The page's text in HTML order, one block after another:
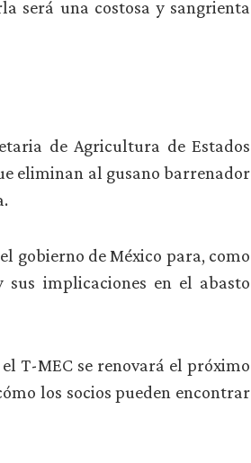
será una costosa y sangrienta
de Agricultura de Estados
eliminan al gusano barrenador
gobierno de México para, como
implicaciones en el abasto
T-MEC se renovará el próximo
los socios pueden encontrar